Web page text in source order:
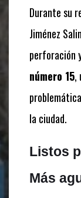
Durante su
Jiménez
perforación
número 15,
la ciudad.
Listos
Más